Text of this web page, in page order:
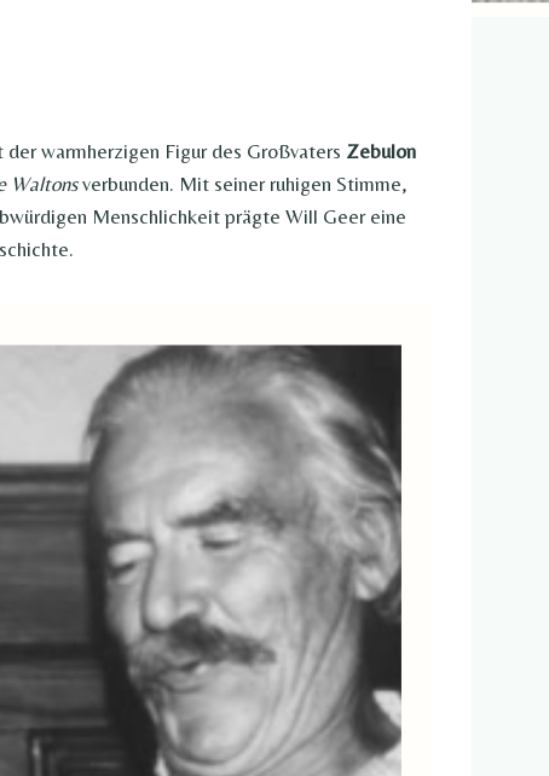
warmherzigen Figur des Großvaters Zebulon
Waltonsverbunden. Mit seiner ruhigen Stimme,
Menschlichkeit prägte Will Geer eine